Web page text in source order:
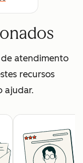
atendimento
recursos
ajudar.